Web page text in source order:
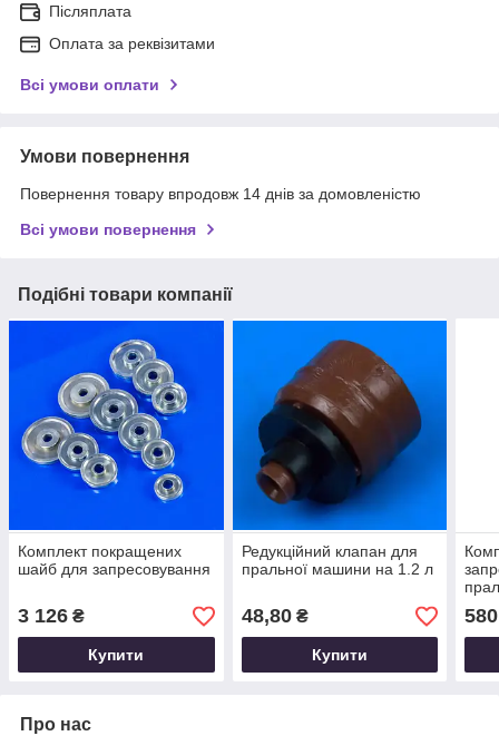
Післяплата
Оплата за реквізитами
Всі умови оплати
Умови повернення
Повернення товару впродовж 14 днів за домовленістю
Всі умови повернення
Подібні товари компанії
Комплект покращених
шайб для запресовування
3 126 ₴
Купити
Редукційний клапан для
пральної машини на 1.2 л
48,80₴
Купити
580
Про нас